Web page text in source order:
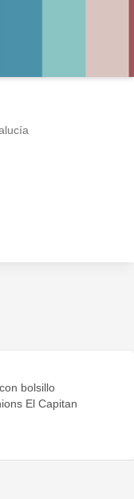
bolsillo
El Capitan